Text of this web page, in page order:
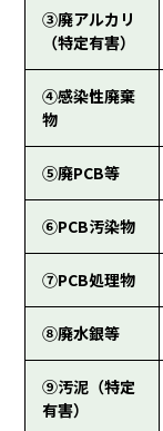
③廃アルカリ
（特定有害）
④感染性廃棄
物
⑤廃PCB等
⑥PCB汚染物
⑦PCB処理物
⑧廃水銀等
⑨汚泥（特定
有害）